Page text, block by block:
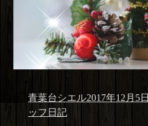
投
稿
青葉台シエル投
2017年12月5日
ッフ日記